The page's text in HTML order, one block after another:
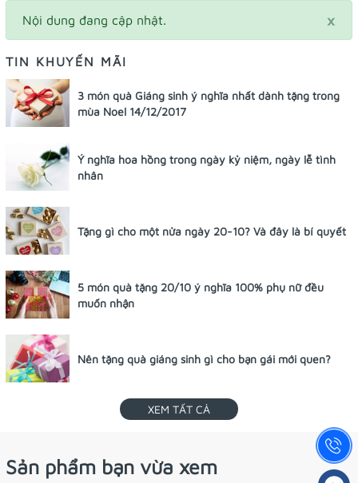
×
Nội dung đang cập nhật.
TIN KHUYẾN MÃI
3 món quà Giáng sinh ý nghĩa nhất dành tặng trong
mùa Noel 14/12/2017
Ý nghĩa hoa hồng trong ngày kỷ niệm, ngày lễ tình
nhân
Tặng gì cho một nửa ngày 20-10? Và đây là bí quyết
5 món quà tặng 20/10 ý nghĩa 100% phụ nữ đều
muốn nhận
Nên tặng quà giáng sinh gì cho bạn gái mới quen?
XEM TẤT CẢ
Sản phẩm bạn vừa xem